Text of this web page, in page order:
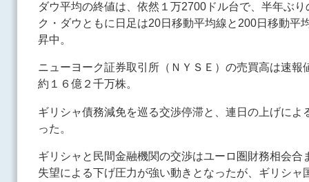
ダウ平均の終値は、依然１万2700ドル台で、半年ぶ
ク・ダウともに日足は20日移動平均線と200日移動平
昇中。
ニューヨーク証券取引所（ＮＹＳＥ）の売買高は速
約１６億２千万株。
ギリシャ債務減免を巡る交渉停滞と、連日の上げに
った。
ギリシャと民間金融機関の交渉はユーロ圏財務相会
失望による下げ圧力が強い動きとなったが、ギリシ